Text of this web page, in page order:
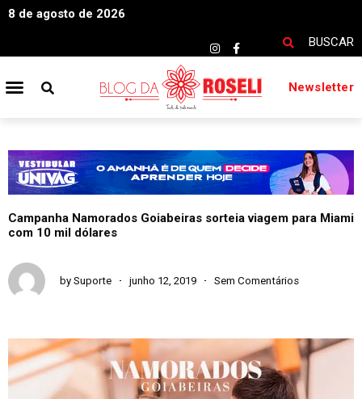
8 de agosto de 2026
BUSCAR
Newsletter
Campanha Namorados Goiabeiras sorteia viagem para Miami
com 10 mil dólares
by Suporte junho 12, 2019 Sem Comentários